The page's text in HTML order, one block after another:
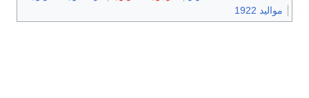
مواليد 1922